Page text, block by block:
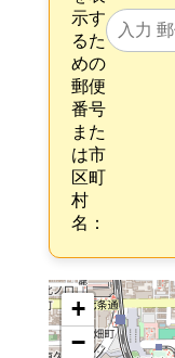
示す
るた
めの
郵便
番号
また
は市
区町
村
名：
+
−